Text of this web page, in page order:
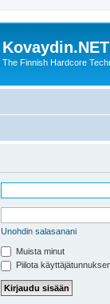
Kovaydin.NET
The Finnish Hardcore
Unohdin salasanani
Muista minut
Piilota